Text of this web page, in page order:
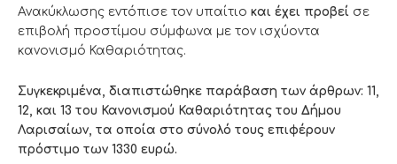
Ανακύκλωσης εντόπισε τον υπαίτιο και έχει προβεί σε
επιβολή προστίμου σύμφωνα με τον ισχύοντα
κανονισμό Καθαριότητας.
Συγκεκριμένα, διαπιστώθηκε παράβαση των άρθρων: 11,
12, και 13 του Κανονισμού Καθαριότητας του Δήμου
Λαρισαίων, τα οποία στο σύνολό τους επιφέρουν
πρόστιμο των 1330 ευρώ.